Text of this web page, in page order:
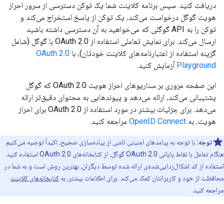
دریافت کنید. سپس برنامه کلاینت شما یک توکن دسترسی از سرور احراز
هویت گوگل درخواست می‌کند، یک توکن از پاسخ استخراج می‌کند و
توکن را به API گوگلی که می‌خواهید به آن دسترسی داشته باشید
ارسال می‌کند. برای نمایش تعاملی استفاده از OAuth 2.0 با گوگل (شامل
گزینه استفاده از اعتبارنامه‌های کلاینت خودتان)، با OAuth 2.0
Playground آزمایش کنید.
این صفحه مروری بر سناریوهای احراز هویت OAuth 2.0 که گوگل
پشتیبانی می‌کند، ارائه می‌دهد و پیوندهایی به محتوای دقیق‌تر ارائه
می‌دهد. برای جزئیات بیشتر در مورد استفاده از OAuth 2.0 برای احراز
هویت، به OpenID Connect مراجعه کنید.
توجه: با توجه به پیامدهای امنیتی ناشی از پیاده‌سازی صحیح، اکیداً توصیه می‌کنیم
هنگام تعامل با نقاط پایانی OAuth 2.0 گوگل، از کتابخانه‌های OAuth 2.0 استفاده کنید.
استفاده از کد اشکال‌زدایی‌شده‌ی ارائه شده توسط دیگران، بهترین روش است و به شما در
محافظت از خود و کاربرانتان کمک می‌کند. برای اطلاعات بیشتر، به کتابخانه‌های کلاینت
مراجعه کنید.